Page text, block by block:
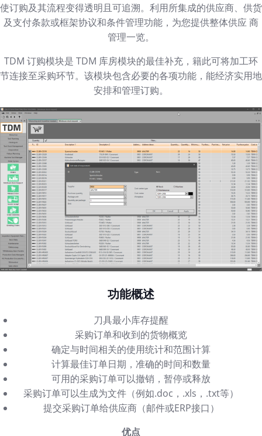
使订购及其流程变得透明且可追溯。利用所集成的供应商、供货
及支付条款或框架协议和条件管理功能，为您提供整体供应 商
管理一览。
TDM 订购模块是 TDM 库房模块的最佳补充，籍此可将加工环
节连接至采购环节。该模块包含必要的各项功能，能经济实用地
安排和管理订购。
功能概述
刀具最小库存提醒
采购订单和收到的货物概览
确定与时间相关的使用统计和范围计算
计算最佳订单日期，准确的时间和数量
可用的采购订单可以撤销，暂停或释放
采购订单可以生成为文件（例如.doc，.xls，.txt等）
提交采购订单给供应商（邮件或ERP接口）
优点